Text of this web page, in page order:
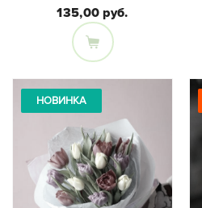
Состав букета:
Одноголовая
пионовидная роза - 9
штук
135,00 руб.
НОВИНКА